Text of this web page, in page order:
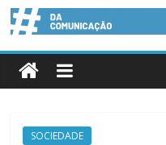
SOCIEDADE